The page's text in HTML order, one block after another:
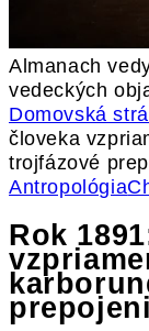
Almanach
vedeckých
Domovská
človeka
trojfázové
Antropológia
Rok